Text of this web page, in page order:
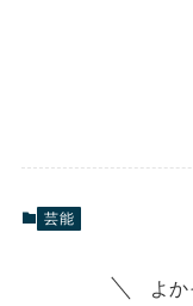
芸能
よ